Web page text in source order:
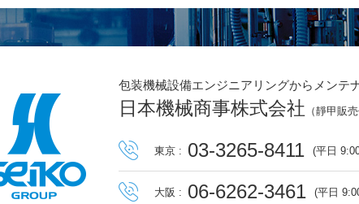
包装機械設備エンジニアリングからメンテ
日本機械商事株式会社 （靜甲販
東京 : 03-3265-8411 (平日
大阪 : 06-6262-3461 (平日